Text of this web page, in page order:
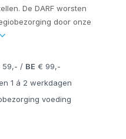
De DARF worsten
door onze
59,- / BE € 99,-
1 á 2 werkdagen
voeding